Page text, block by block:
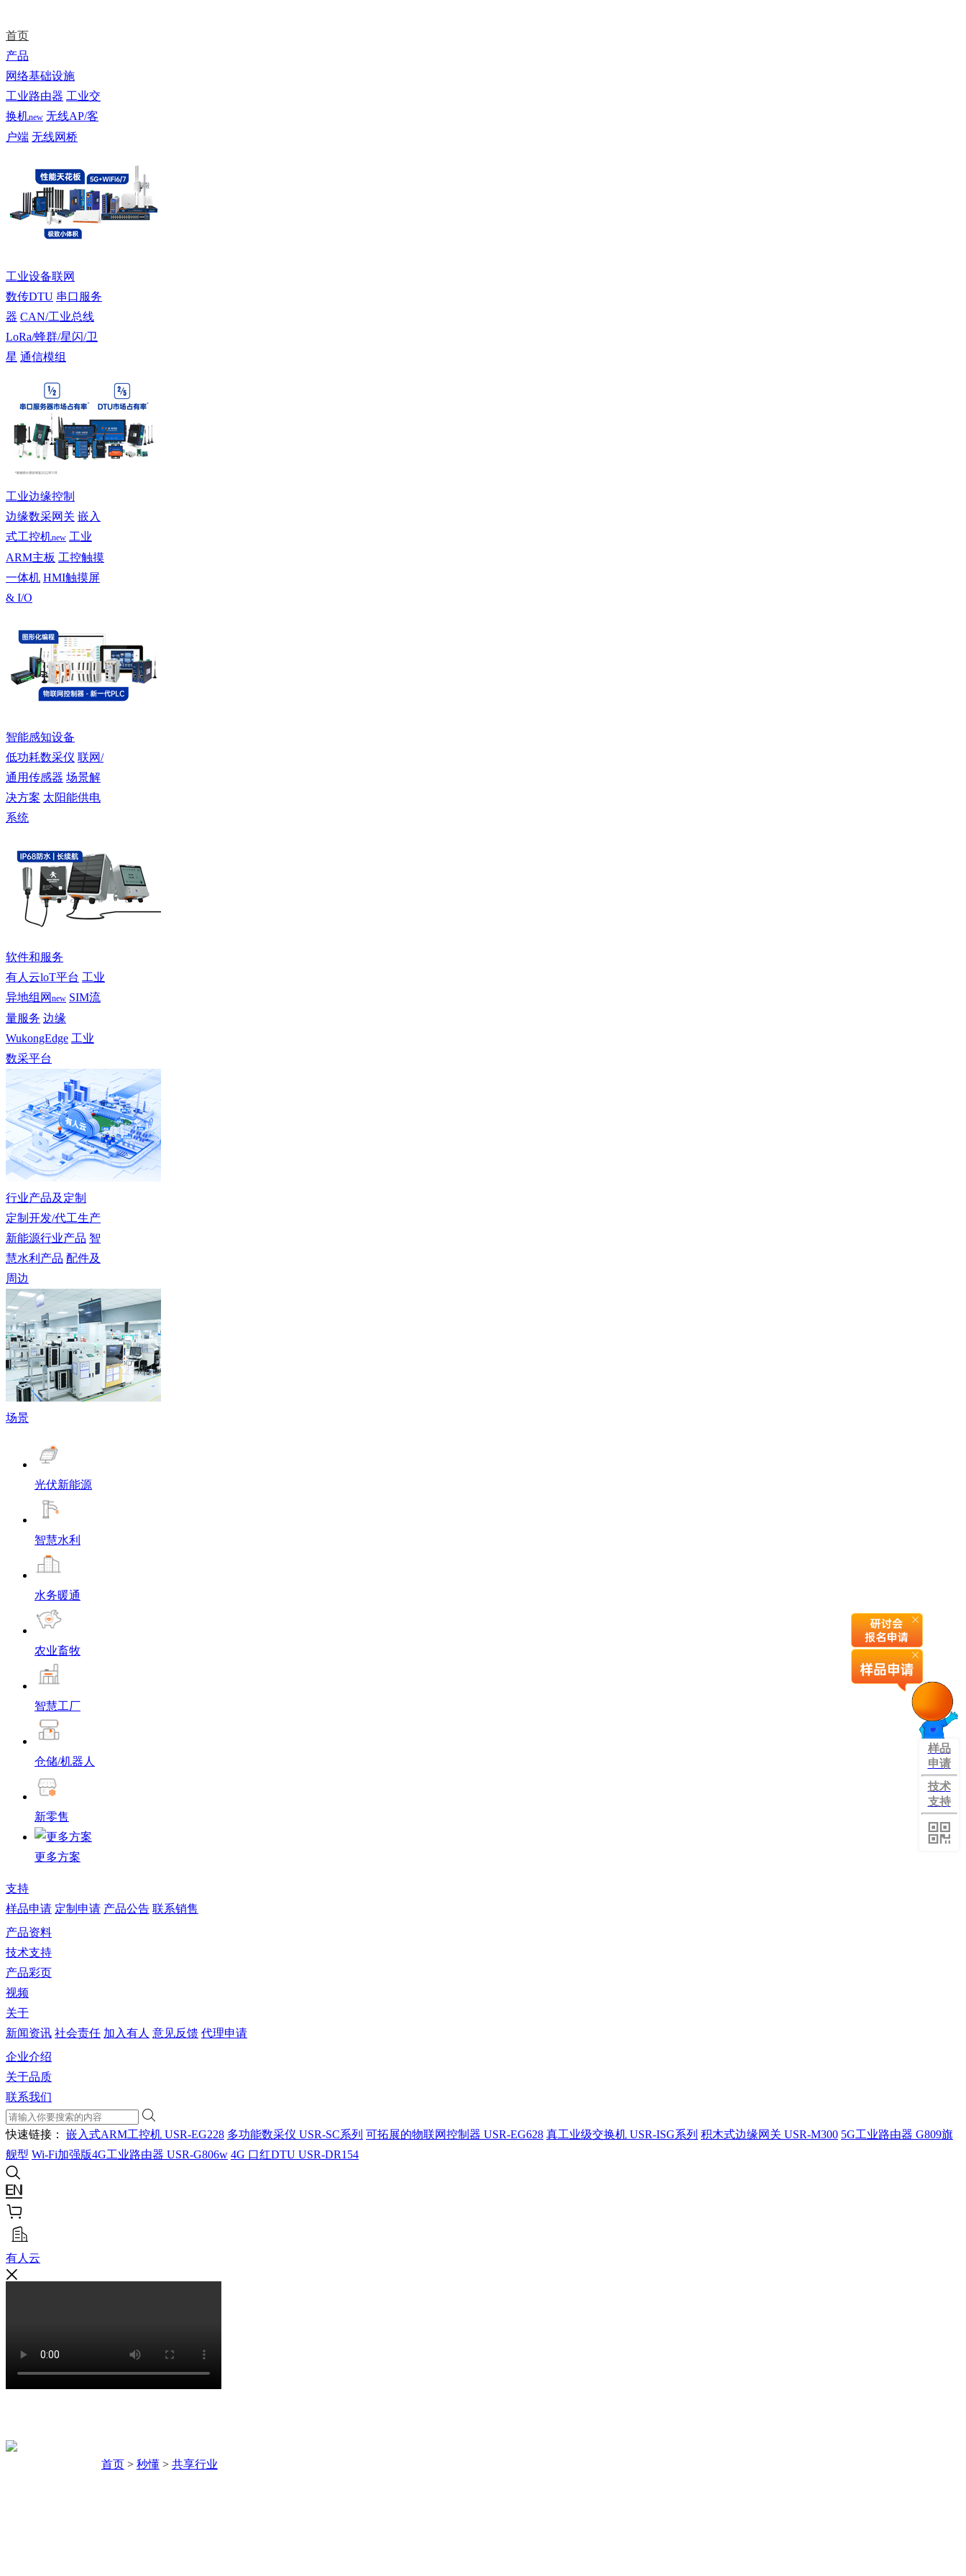
首页
产品
网络基础设施
工业路由器 工业交
换机new 无线AP/客
户端 无线网桥
工业设备联网
数传DTU 串口服务
器 CAN/工业总线
LoRa/蜂群/星闪/卫
星 通信模组
工业边缘控制
边缘数采网关 嵌入
式工控机new 工业
ARM主板 工控触摸
一体机 HMI触摸屏
& I/O
智能感知设备
低功耗数采仪 联网/
通用传感器 场景解
决方案 太阳能供电
系统
软件和服务
有人云loT平台 工业
异地组网 new SIM流
量服务 边缘
WukongEdge 工业
数采平台
行业产品及定制
定制开发/代工生产
新能源行业产品 智
慧水利产品 配件及
周边
场景
光伏新能源
智慧水利
水务暖通
农业畜牧
智慧工厂
仓储/机器人
新零售
更多方案
支持
样品申请 定制申请 产品公告 联系销售
产品资料
技术支持
产品彩页
视频
关于
新闻资讯 社会责任 加入有人 意见反馈 代理申请
企业介绍
关于品质
联系我们
快速链接： 嵌入式ARM工控机 USR-EG228 多功能数采仪 USR-SC系列 可拓展的物联网控制器 USR-EG628 真工业级交换机 USR-ISG系列 积木式边缘网关 USR-M300 5G工业路由器 G809旗
舰型 Wi-Fi加强版4G工业路由器 USR-G806w 4G 口红DTU USR-DR154
有人云
首页 > 秒懂 > 共享行业
样品
申请
技术
支持